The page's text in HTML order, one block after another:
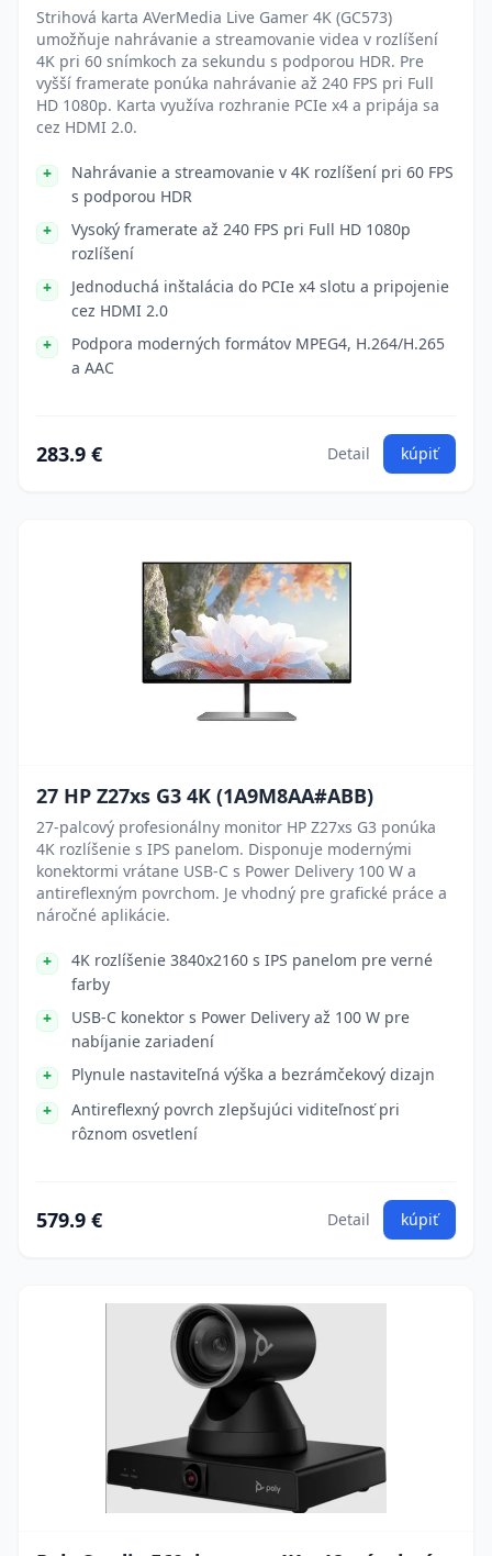
Strihová karta AVerMedia Live Gamer 4K (GC573)
umožňuje nahrávanie a streamovanie videa v rozlíšení
4K pri 60 snímkoch za sekundu s podporou HDR. Pre
vyšší framerate ponúka nahrávanie až 240 FPS pri Full
HD 1080p. Karta využíva rozhranie PCIe x4 a pripája sa
cez HDMI 2.0.
Nahrávanie a streamovanie v 4K rozlíšení pri 60 FPS
s podporou HDR
Vysoký framerate až 240 FPS pri Full HD 1080p
rozlíšení
Jednoduchá inštalácia do PCIe x4 slotu a pripojenie
cez HDMI 2.0
Podpora moderných formátov MPEG4, H.264/H.265
a AAC
283.9 € Detail kúpiť
27 HP Z27xs G3 4K (1A9M8AA#ABB)
27-palcový profesionálny monitor HP Z27xs G3 ponúka
4K rozlíšenie s IPS panelom. Disponuje modernými
konektormi vrátane USB-C s Power Delivery 100 W a
antireflexným povrchom. Je vhodný pre grafické práce a
náročné aplikácie.
4K rozlíšenie 3840x2160 s IPS panelom pre verné
farby
USB-C konektor s Power Delivery až 100 W pre
nabíjanie zariadení
Plynule nastaviteľná výška a bezrámčekový dizajn
Antireflexný povrch zlepšujúci viditeľnosť pri
rôznom osvetlení
579.9 € Detail kúpiť